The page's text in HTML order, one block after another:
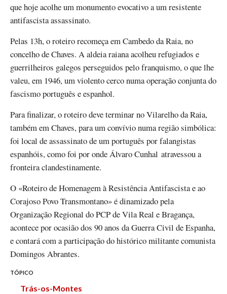
que hoje acolhe um monumento evocativo a um resistente
antifascista assassinato.
Pelas 13h, o roteiro recomeça em Cambedo da Raia, no
concelho de Chaves. A aldeia raiana acolheu refugiados e
guerrilheiros galegos perseguidos pelo franquismo, o que lhe
valeu, em 1946, um violento cerco numa operação conjunta do
fascismo português e espanhol.
Para finalizar, o roteiro deve terminar no Vilarelho da Raia,
também em Chaves, para um convívio numa região simbólica:
foi local de assassinato de um português por falangistas
espanhóis, como foi por onde Álvaro Cunhal atravessou a
fronteira clandestinamente.
O «Roteiro de Homenagem à Resistência Antifascista e ao
Corajoso Povo Transmontano» é dinamizado pela
Organização Regional do PCP de Vila Real e Bragança,
acontece por ocasião dos 90 anos da Guerra Civil de Espanha,
e contará com a participação do histórico militante comunista
Domingos Abrantes.
TÓPICO
Trás-os-Montes